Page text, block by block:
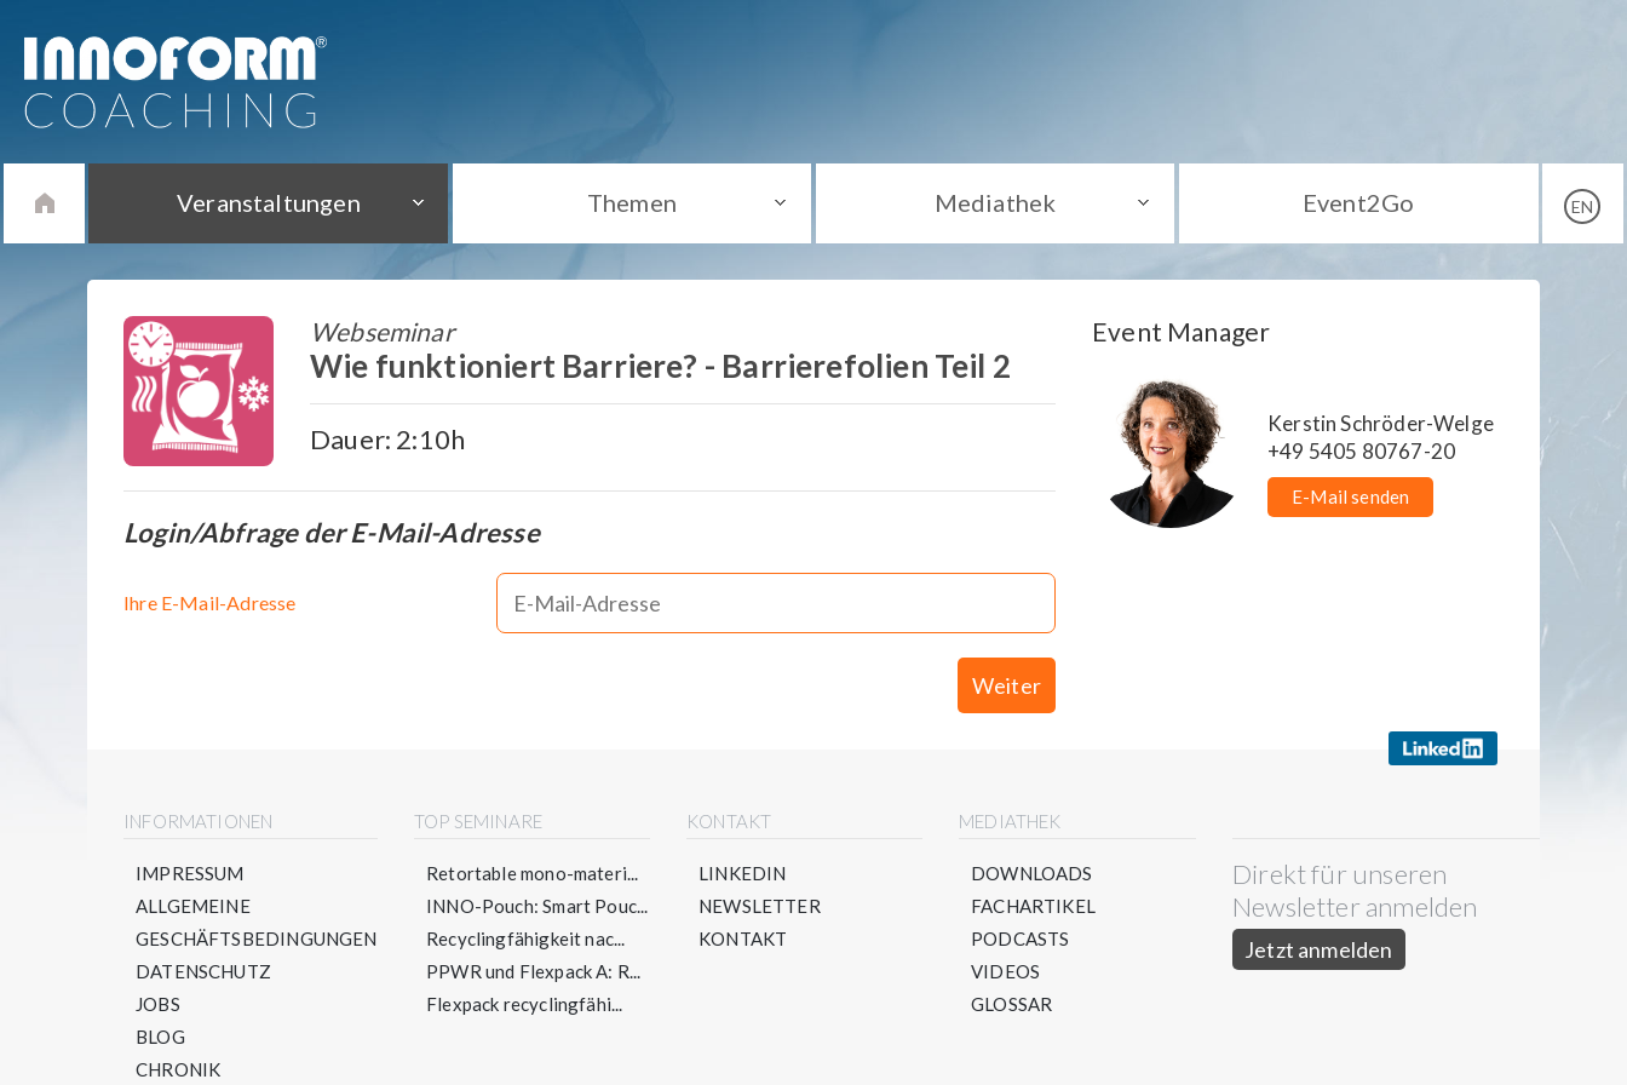
Veranstaltungen Themen Mediathek Event2Go EN
Webseminar
Wie funktioniert Barriere? - Barrierefolien Teil 2
Dauer: 2:10h
Login/Abfrage der E-Mail-Adresse
Ihre E-Mail-Adresse
Weiter
Event Manager
Kerstin Schröder-Welge
+49 5405 80767-20
E-Mail senden
INFORMATIONEN
IMPRESSUM
ALLGEMEINE
GESCHÄFTSBEDINGUNGEN
DATENSCHUTZ
JOBS
BLOG
CHRONIK
TOP SEMINARE
Retortable mono-materi...
INNO-Pouch: Smart Pouc...
Recyclingfähigkeit nac...
PPWR und Flexpack A: R...
Flexpack recyclingfähi...
KONTAKT
LINKEDIN
NEWSLETTER
KONTAKT
MEDIATHEK
DOWNLOADS
FACHARTIKEL
PODCASTS
VIDEOS
GLOSSAR
Direkt für unseren
Newsletter anmelden
Jetzt anmelden